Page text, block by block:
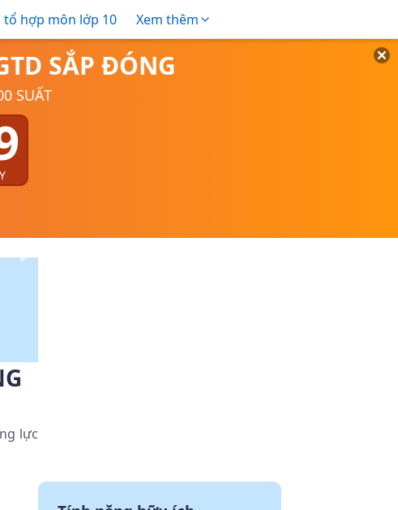
tổ hợp môn lớp 10 Xem thêm
SẮP ĐÓNG
SUẤT
lực